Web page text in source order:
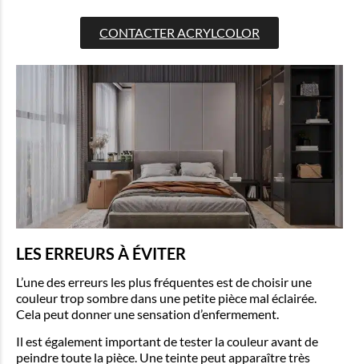
CONTACTER ACRYLCOLOR
LES ERREURS À ÉVITER
L’une des erreurs les plus fréquentes est de choisir une
couleur trop sombre dans une petite pièce mal éclairée.
Cela peut donner une sensation d’enfermement.
Il est également important de tester la couleur avant de
peindre toute la pièce. Une teinte peut apparaître très